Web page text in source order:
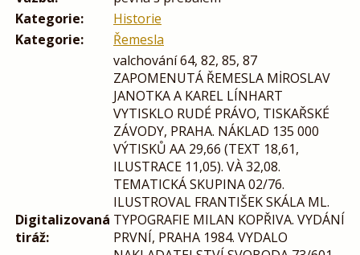
Kategorie:
Historie
Kategorie:
Řemesla
Digitalizovaná
tiráž:
valchování 64, 82, 85, 87
ZAPOMENUTÁ ŘEMESLA MİROSLAV
JANOTKA A KAREL LÍNHART
VYTISKLO RUDÉ PRÁVO, TISKAŘSKÉ
ZÁVODY, PRAHA. NÁKLAD 135 000
VÝTISKŮ AA 29,66 (TEXT 18,61,
ILUSTRACE 11,05). VÀ 32,08.
TEMATICKÁ SKUPINA 02/76.
ILUSTROVAL FRANTIŠEK SKÁLA ML.
TYPOGRAFIE MILAN KOPŘIVA. VYDÁNÍ
PRVNÍ, PRAHA 1984. VYDALO